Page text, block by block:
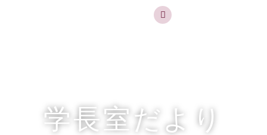
学長室だより